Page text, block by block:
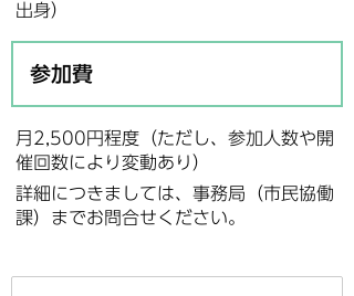
出身）
参加費
月2,500円程度（ただし、参加人数や開
催回数により変動あり）
詳細につきましては、事務局（市民協働
課）までお問合せください。